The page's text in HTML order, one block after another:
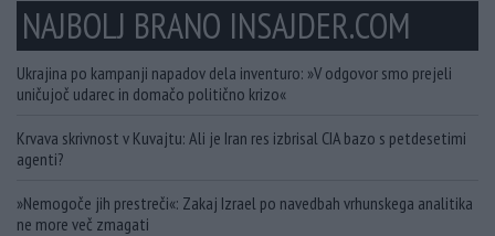
NAJBOLJ BRANO INSAJDER.COM
Ukrajina po kampanji napadov dela inventuro: »V odgovor smo prejeli
uničujoč udarec in domačo politično krizo«
Krvava skrivnost v Kuvajtu: Ali je Iran res izbrisal CIA bazo s petdesetimi
agenti?
»Nemogoče jih prestreči«: Zakaj Izrael po navedbah vrhunskega analitika
ne more več zmagati